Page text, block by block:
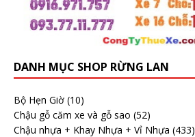
DANH MỤC SHOP RỪNG LAN
Bộ Hẹn Giờ (10)
Chậu gỗ căm xe và gỗ sao (52)
Chậu nhựa + Khay Nhựa + Vỉ Nhựa (433)